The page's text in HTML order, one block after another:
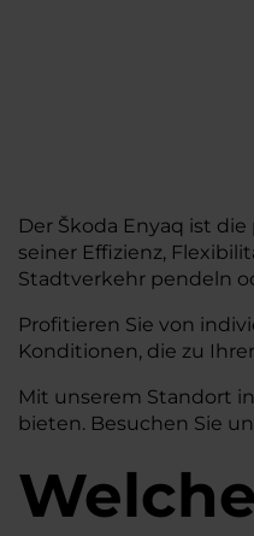
Der Škoda Enyaq ist
seiner Effizienz,
Stadtverkehr pendeln
Profitieren Sie von
Konditionen, die zu
Mit unserem Standort
bieten. Besuchen Sie